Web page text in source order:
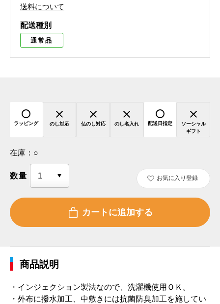
送料について
配送種別
通常品
ラッピング のし対応 仏のし対応 のし名入れ 配送日指定
ソーシャル
ギフト
在庫： ○
数量 お気に入り登録
商品説明
・インジェクション製法なので、洗濯機使用ＯＫ。
・外布に撥水加工、中敷きには抗菌防臭加工を施してい